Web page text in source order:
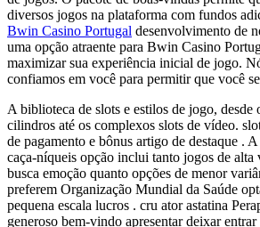
diversos jogos na plataforma com fundos
Bwin Casino Portugal desenvolvimento de
uma opção atraente para Bwin Casino
maximizar sua experiência inicial de jogo.
confiamos em você para permitir que você
A biblioteca de slots e estilos de jogo, desde
cilindros até os complexos slots de vídeo.
de pagamento e bônus artigo de destaque .
caça-níqueis opção inclui tanto jogos de alta
busca emoção quanto opções de menor
preferem Organização Mundial da Saúde
pequena escala lucros . cru ator astatina
generoso bem-vindo apresentar deixar